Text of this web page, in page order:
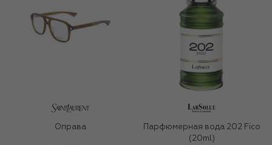
Оправа
Парфюмерная вода 202 Fico
(20ml)